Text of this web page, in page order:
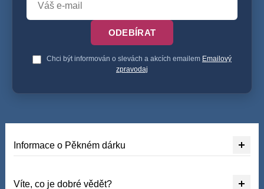
ODEBÍRAT
Chci být informován o slevách a akcích emailem Emailový
zpravodaj
Informace o Pěkném dárku
Víte, co je dobré vědět?